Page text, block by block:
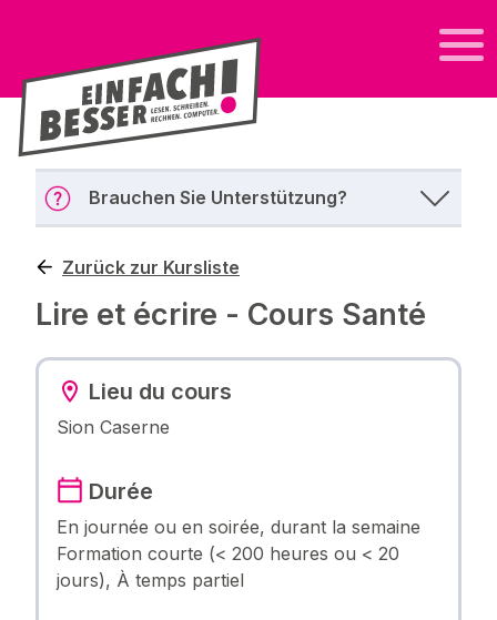
Brauchen Sie Unterstützung?
Zurück zur Kursliste
Lire et écrire - Cours Santé
Lieu du cours
Sion Caserne
Durée
En journée ou en soirée, durant la semaine
Formation courte (< 200 heures ou < 20
jours), À temps partiel